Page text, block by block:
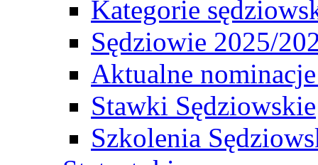
Kategorie
Sędziowie 2025/
Aktualne
Stawki Sędziowskie
Szkolenia